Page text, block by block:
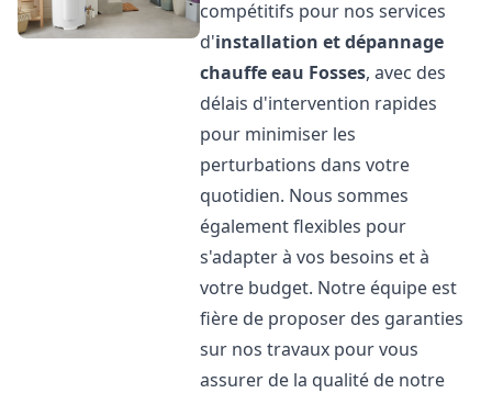
compétitifs pour nos services
d'installation et dépannage
chauffe eau Fosses, avec des
délais d'intervention rapides
pour minimiser les
perturbations dans votre
quotidien. Nous sommes
également flexibles pour
s'adapter à vos besoins et à
votre budget. Notre équipe est
fière de proposer des garanties
sur nos travaux pour vous
assurer de la qualité de notre